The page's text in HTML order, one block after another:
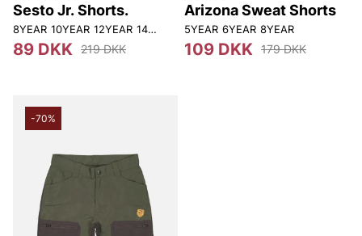
Sesto Jr. Shorts.
8YEAR 10YEAR 12YEAR 14YEAR
89 DKK 219 DKK
Arizona Sweat Shorts
5YEAR 6YEAR 8YEAR
109 DKK 179 DKK
-70%